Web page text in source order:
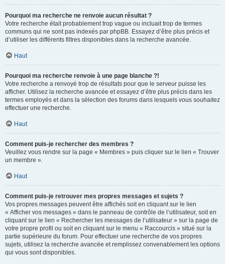
Pourquoi ma recherche ne renvoie aucun résultat ?
Votre recherche était probablement trop vague ou incluait trop de termes
communs qui ne sont pas indexés par phpBB. Essayez d’être plus précis et
d’utiliser les différents filtres disponibles dans la recherche avancée.
Haut
Pourquoi ma recherche renvoie à une page blanche ?!
Votre recherche a renvoyé trop de résultats pour que le serveur puisse les
afficher. Utilisez la recherche avancée et essayez d’être plus précis dans les
termes employés et dans la sélection des forums dans lesquels vous souhaitez
effectuer une recherche.
Haut
Comment puis-je rechercher des membres ?
Veuillez vous rendre sur la page « Membres » puis cliquer sur le lien « Trouver
un membre ».
Haut
Comment puis-je retrouver mes propres messages et sujets ?
Vos propres messages peuvent être affichés soit en cliquant sur le lien
« Afficher vos messages » dans le panneau de contrôle de l’utilisateur, soit en
cliquant sur le lien « Rechercher les messages de l’utilisateur » sur la page de
votre propre profil ou soit en cliquant sur le menu « Raccourcis » situé sur la
partie supérieure du forum. Pour effectuer une recherche de vos propres
sujets, utilisez la recherche avancée et remplissez convenablement les options
qui vous sont disponibles.